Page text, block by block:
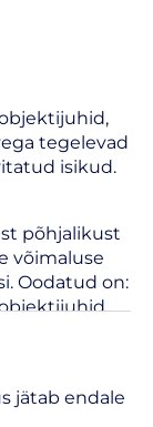
tegelevad
isikud.
põhjalikust
võimaluse
Oodatud on:
tegelevad
enda
jätab endale